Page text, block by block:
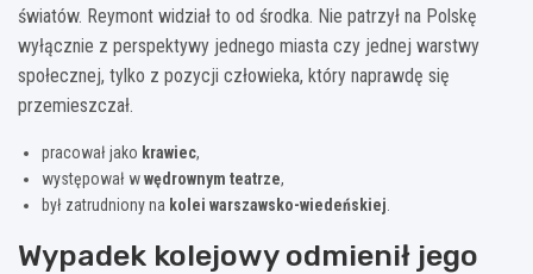
światów. Reymont widział to od środka. Nie patrzył na Polskę
wyłącznie z perspektywy jednego miasta czy jednej warstwy
społecznej, tylko z pozycji człowieka, który naprawdę się
przemieszczał.
pracował jako krawiec,
występował wwędrownym teatrze,
był zatrudniony na kolei warszawsko-wiedeńskiej
Wypadek kolejowy odmienił jego